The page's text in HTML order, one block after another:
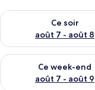
Ce soir
août 7 - août 8
Vérifier la
Ce week-end
août 7 - août 9
Vérifier la